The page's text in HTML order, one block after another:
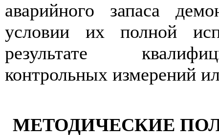
аварийного запаса
условии их полной ис
результате
контрольных измерений
МЕТОДИЧЕСКИЕ